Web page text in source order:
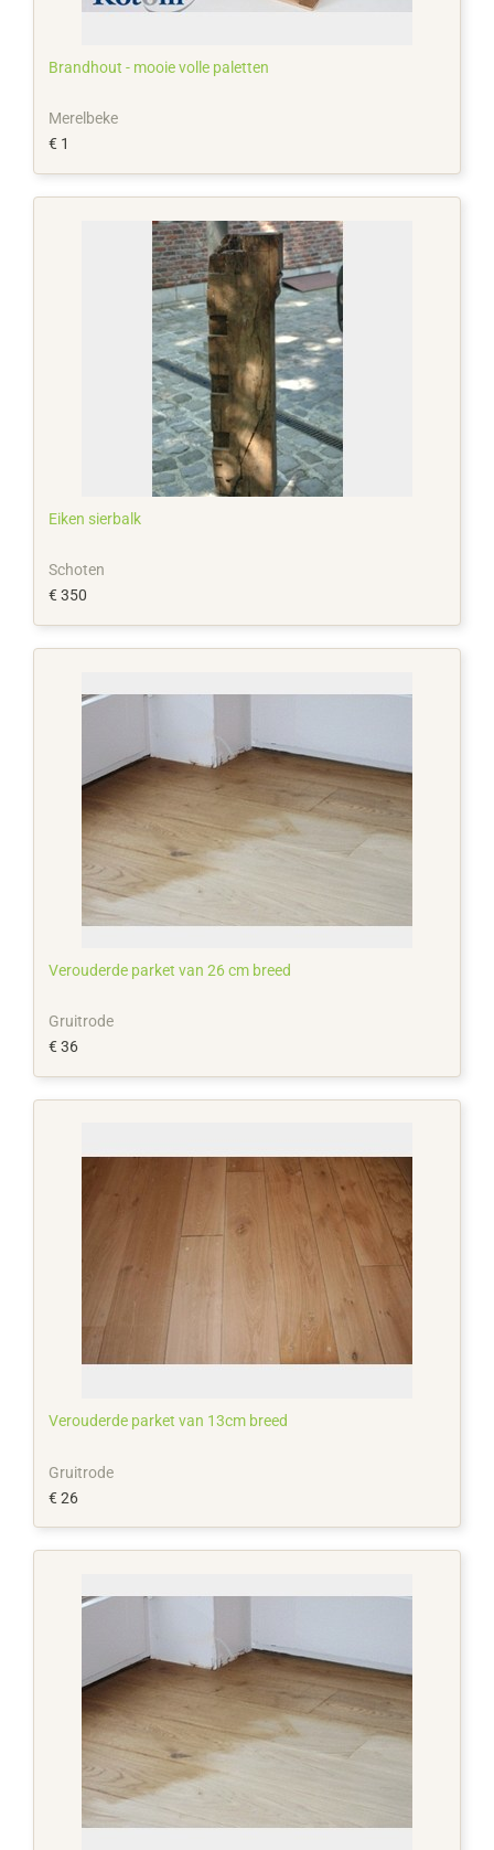
Brandhout - mooie volle paletten
Merelbeke
€ 1
Eiken sierbalk
Schoten
€ 350
Verouderde parket van 26 cm breed
Gruitrode
€ 36
Verouderde parket van 13cm breed
Gruitrode
€ 26